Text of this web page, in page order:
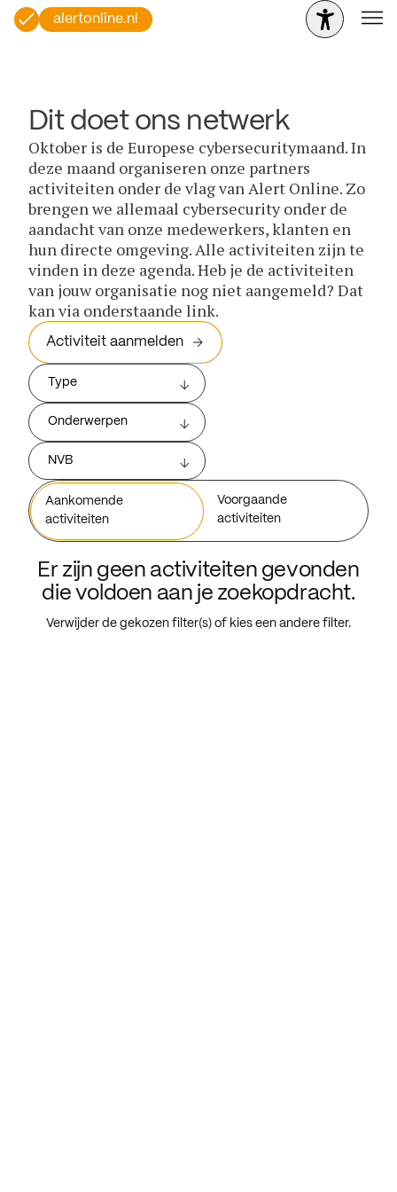
alertonline.nl
Dit doet ons netwerk
Oktober is de Europese cybersecuritymaand. In
deze maand organiseren onze partners
activiteiten onder de vlag van Alert Online. Zo
brengen we allemaal cybersecurity onder de
aandacht van onze medewerkers, klanten en
hun directe omgeving. Alle activiteiten zijn te
vinden in deze agenda. Heb je de activiteiten
van jouw organisatie nog niet aangemeld? Dat
kan via onderstaande link.
Activiteit aanmelden
Type
Onderwerpen
NVB
Aankomende
activiteiten
Voorgaande
activiteiten
Er zijn geen activiteiten gevonden
die voldoen aan je zoekopdracht.
Verwijder de gekozen filter(s) of kies een andere filter.